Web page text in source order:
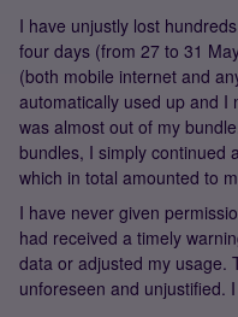
I have unjustly lost
four days (from 27 to 31
(both mobile internet and
automatically used up and I
was almost out of my
bundles, I simply continued
which in total amounted to
I have never given
had received a timely
data or adjusted my usage.
unforeseen and unjustified.